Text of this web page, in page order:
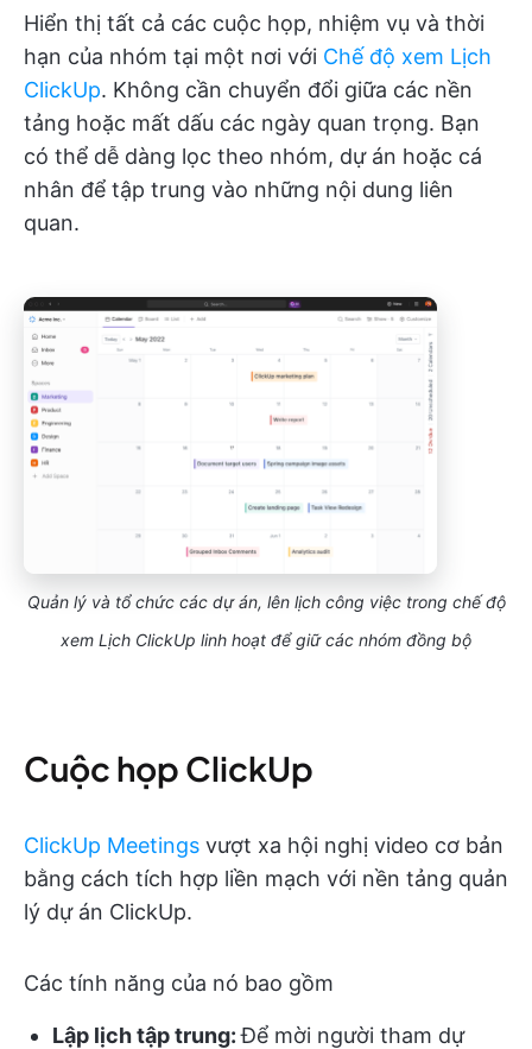
Hiển thị tất cả các cuộc họp, nhiệm vụ và thời
hạn của nhóm tại một nơi với Chế độ xem Lịch
ClickUp. Không cần chuyển đổi giữa các nền
tảng hoặc mất dấu các ngày quan trọng. Bạn
có thể dễ dàng lọc theo nhóm, dự án hoặc cá
nhân để tập trung vào những nội dung liên
quan.
Quản lý và tổ chức các dự án, lên lịch công việc trong chế độ
xem Lịch ClickUp linh hoạt để giữ các nhóm đồng bộ
Cuộc họp ClickUp
ClickUp Meetings vượt xa hội nghị video cơ bản
bằng cách tích hợp liền mạch với nền tảng quản
lý dự án ClickUp.
Các tính năng của nó bao gồm
Lập lịch tập trung:Để mời người tham dự